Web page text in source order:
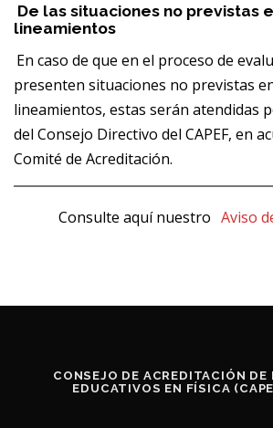
De las situaciones no previstas
lineamientos
En caso de que en el proceso de
presenten situaciones no previstas
lineamientos, estas serán atendidas
del Consejo Directivo del CAPEF, en
Comité de Acreditación.
Consulte aquí nuestro Aviso
CONSEJO DE ACREDITACIÓN DE
EDUCATIVOS EN FÍSICA